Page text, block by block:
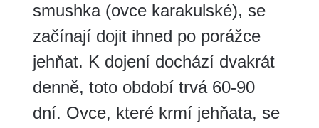
smushka (ovce karakulské), se
začínají dojit ihned po porážce
jehňat. K dojení dochází dvakrát
denně, toto období trvá 60-90
dní. Ovce, které krmí jehňata, se